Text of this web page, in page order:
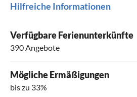
Hilfreiche Informationen
Verfügbare Ferienunterkünfte
390 Angebote
Mögliche Ermäßigungen
bis zu 33%